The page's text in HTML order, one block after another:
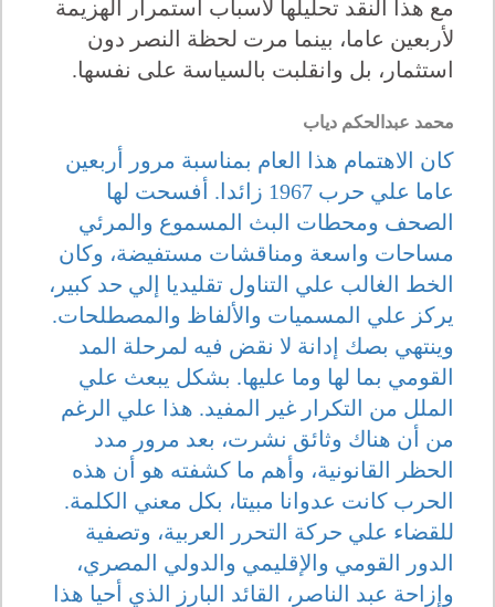
مع هذا النقد تحليلها لأسباب استمرار الهزيمة
لأربعين عاما، بينما مرت لحظة النصر دون
استثمار، بل وانقلبت بالسياسة على نفسها.
محمد عبدالحكم دياب
كان الاهتمام هذا العام بمناسبة مرور أربعين
عاما علي حرب 1967 زائدا. أفسحت لها
الصحف ومحطات البث المسموع والمرئي
مساحات واسعة ومناقشات مستفيضة، وكان
الخط الغالب علي التناول تقليديا إلي حد كبير،
يركز علي المسميات والألفاظ والمصطلحات.
وينتهي بصك إدانة لا نقض فيه لمرحلة المد
القومي بما لها وما عليها. بشكل يبعث علي
الملل من التكرار غير المفيد. هذا علي الرغم
من أن هناك وثائق نشرت، بعد مرور مدد
الحظر القانونية، وأهم ما كشفته هو أن هذه
الحرب كانت عدوانا مبيتا، بكل معني الكلمة.
للقضاء علي حركة التحرر العربية، وتصفية
الدور القومي والإقليمي والدولي المصري،
وإزاحة عبد الناصر، القائد البارز الذي أحيا هذا